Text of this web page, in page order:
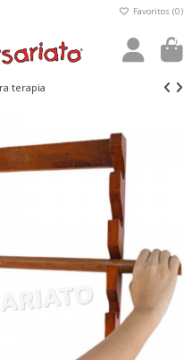
Favoritos (0)
0
terapia